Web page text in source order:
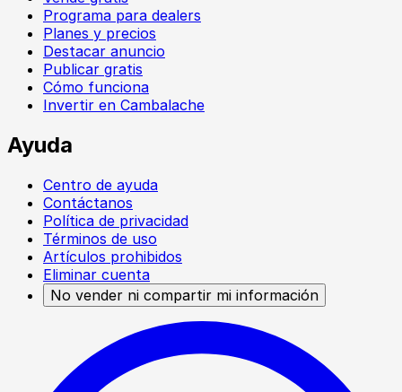
Programa para dealers
Planes y precios
Destacar anuncio
Publicar gratis
Cómo funciona
Invertir en Cambalache
Ayuda
Centro de ayuda
Contáctanos
Política de privacidad
Términos de uso
Artículos prohibidos
Eliminar cuenta
No vender ni compartir mi información